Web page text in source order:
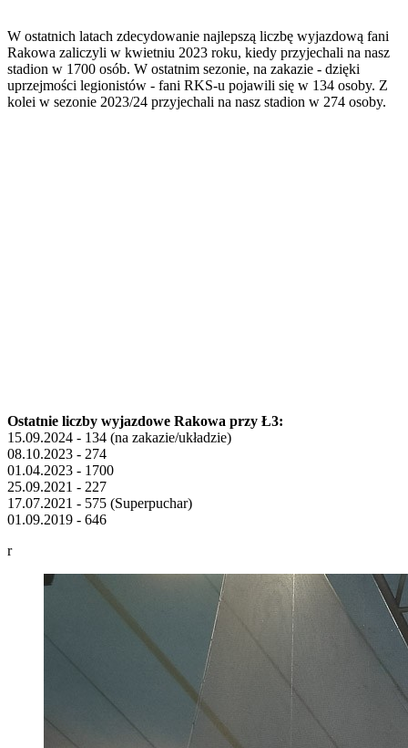
W ostatnich latach zdecydowanie najlepszą liczbę wyjazdową fani
Rakowa zaliczyli w kwietniu 2023 roku, kiedy przyjechali na nasz
stadion w 1700 osób. W ostatnim sezonie, na zakazie - dzięki
uprzejmości legionistów - fani RKS-u pojawili się w 134 osoby. Z
kolei w sezonie 2023/24 przyjechali na nasz stadion w 274 osoby.
Ostatnie liczby wyjazdowe Rakowa przy Ł3:
15.09.2024 - 134 (na zakazie/układzie)
08.10.2023 - 274
01.04.2023 - 1700
25.09.2021 - 227
17.07.2021 - 575 (Superpuchar)
01.09.2019 - 646
r